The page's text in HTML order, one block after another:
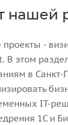
нашей
-
В этом
в Санкт-
IT-
1С и